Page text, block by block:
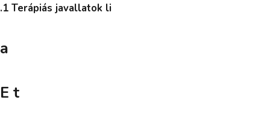
.1 Terápiás javallatok li
a
E t